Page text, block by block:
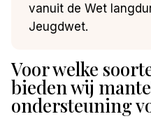
vanuit de Wet
Jeugdwet.
Voor welke
bieden wij
ondersteuning